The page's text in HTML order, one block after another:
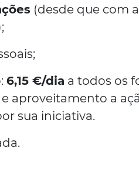
(desde que com
6,15 €/dia a todos os
aproveitamento a
sua iniciativa.